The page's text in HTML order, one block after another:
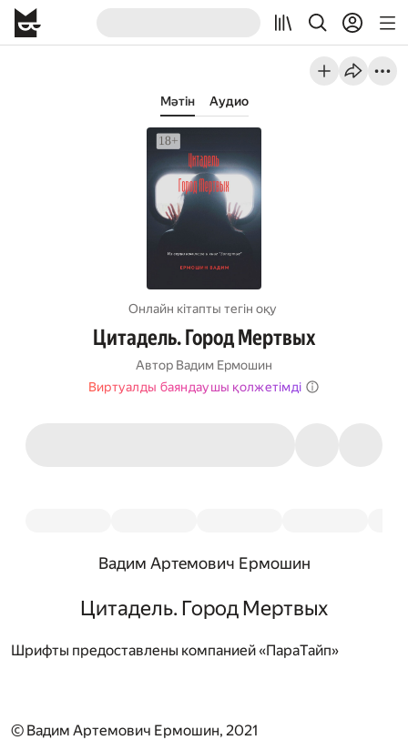
Мәтін Аудио
Онлайн кітапты тегін оқу
Цитадель. Город Мертвых
Автор Вадим Ермошин
Виртуалды баяндаушы қолжетімді
Вадим Артемович Ермошин
Цитадель. Город Мертвых
Шрифты предоставлены компанией «ПараТайп»
© Вадим Артемович Ермошин, 2021